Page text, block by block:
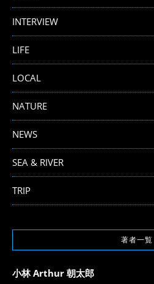
INTERVIEW
LIFE
LOCAL
NATURE
NEWS
SEA & RIVER
TRIP
著者一覧
小林 Arthur 朝太郎